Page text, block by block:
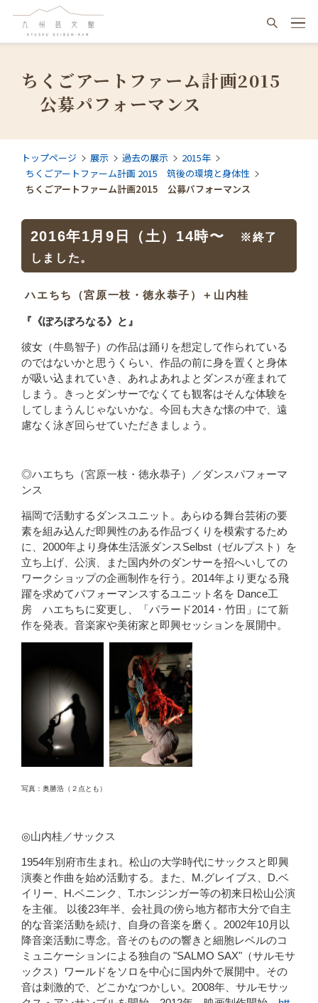
ちくごアートファーム計画2015
公募パフォーマンス
トップページ 展示 過去の展示
2015年
ちくごアートファーム計画 2015 筑後の環境と身体性
ちくごアートファーム計画2015 公募パフォーマンス
2016年1月9日（土）14時〜
※終了
しました。
ハエちち （宮原一枝・徳永恭子）＋山内桂
『《ぽろぽろなる》と』
彼女（牛島智子）の作品は踊りを想定して作られている
のではないかと思うくらい、作品の前に身を置くと身体
が吸い込まれていき、あれよあれよとダンスが産まれて
しまう。きっ とダンサーでなくても観客はそんな体験を
してしまうん じゃないかな。今回も大きな懐の中で、遠
慮なく泳ぎ回 らせていただきましょう。
◎ハエちち
（宮原一枝・徳永恭子）／ダンスパフォーマ
ンス
福岡で活動するダンスユニット。あらゆる舞台芸術の要
素を組み込んだ即興性のある作品づくりを模索するため
に、 2000年より身体生活派ダンスSelbst（ゼルプスト）
を
立ち上げ、公演、また国内外のダンサーを招へいしての
ワークショップの企画制作を行う。 2014年より更なる飛
躍を求めてパフォーマンスするユニット名を Dance工
房 ハエちちに変更し、「パラード2014・竹田」にて新
作を発表。音楽家や美術家と即興セッションを展開中。
写真：奥勝浩（２点とも）
◎山内桂／サックス
1954年別府市生まれ。松山の大学時代にサックスと即興
演奏と作曲を始め活動する。また、M.グレイブス、D.ベ
イリー、H.ベニンク、T.ホンジンガー等の初来日松山公演
を主催。 以後23年半、会社 員の傍ら地方都市大分で自主
的な音楽活動を続け、自身の音楽を磨く。2002年10月以
降音楽活動に専念。音そのものの響きと細胞レベルのコ
ミュニケーションによる独自の "SALMO SAX"（サルモサ
ックス）ワールドをソロを中心に国内外で展開中。その
音は刺激的で、どこかなつかしい。2008年、サルモサッ